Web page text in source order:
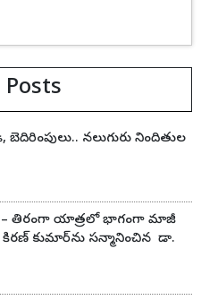
నలుగురు నిందితుల
తిరంగా యాత్రలో భాగంగా మాజీ
కిరణ్ కుమార్‌ను సన్మానించిన డా.